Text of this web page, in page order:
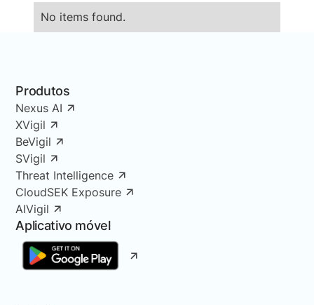
No items found.
Produtos
Nexus AI
XVigil
BeVigil
SVigil
Threat Intelligence
CloudSEK Exposure
AIVigil
Aplicativo móvel